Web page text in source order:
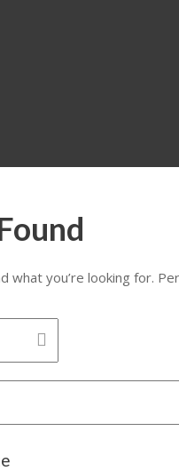
what you’re looking for.